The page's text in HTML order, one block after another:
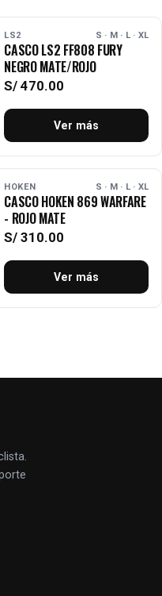
AGOTADO
LS2 S · M · L · XL
CASCO LS2 FF808 FURY
NEGRO MATE/ROJO
S/ 470.00
Ver más
AGOTADO
HOKEN S · M · L · XL
CASCO HOKEN 869 WARFARE
- ROJO MATE
S/ 310.00
Ver más